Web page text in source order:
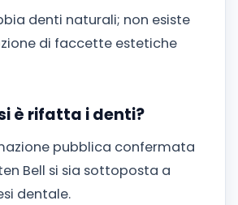
denti naturali; non esiste
di faccette estetiche
è rifatta i denti?
pubblica confermata
Bell si sia sottoposta a
dentale.